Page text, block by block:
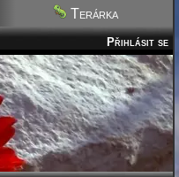
Terárka
Přihlásit se